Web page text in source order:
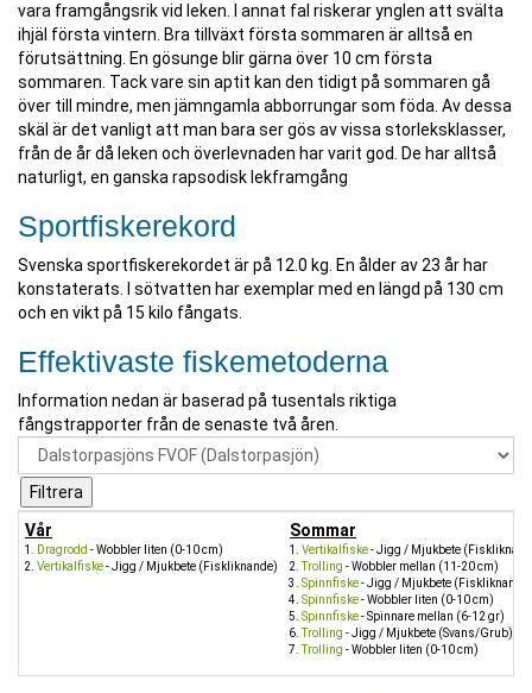
vara framgångsrik vid leken. I annat fal riskerar ynglen att svälta
ihjäl första vintern. Bra tillväxt första sommaren är alltså en
förutsättning. En gösunge blir gärna över 10 cm första
sommaren. Tack vare sin aptit kan den tidigt på sommaren gå
över till mindre, men jämngamla abborrungar som föda. Av dessa
skäl är det vanligt att man bara ser gös av vissa storleksklasser,
från de år då leken och överlevnaden har varit god. De har alltså
naturligt, en ganska rapsodisk lekframgång
Sportfiskerekord
Svenska sportfiskerekordet är på 12.0 kg. En ålder av 23 år har
konstaterats. I sötvatten har exemplar med en längd på 130 cm
och en vikt på 15 kilo fångats.
Effektivaste fiskemetoderna
Information nedan är baserad på tusentals riktiga
fångstrapporter från de senaste två åren.
Vår
Dragrodd - Wobbler liten (0-10 cm)
Vertikalfiske- Jigg / Mjukbete (Fiskliknande)
Sommar
Vertikalfiske- Jigg / Mjukbete
Trolling - Wobbler mellan (11-20 cm)
Spinnfiske- Jigg / Mjukbete (Fiskliknande)
Spinnfiske- Wobbler liten (0-10 cm)
Spinnfiske- Spinnare mellan (6-12 gr)
Trolling - Jigg / Mjukbete (Svans/Grub)
Trolling - Wobbler liten (0-10 cm)